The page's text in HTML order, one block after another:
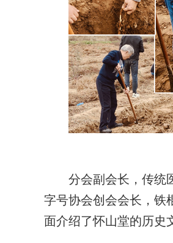
分会副会长，传统医
字号协会创会会长，铁
面介绍了怀山堂的历史